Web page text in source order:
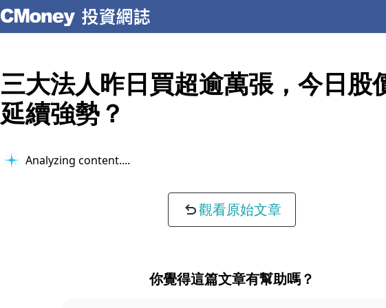
三大法人昨日買超逾萬張，今日股
延續強勢？
Analyzing content...
觀看原始文章
你覺得這篇文章有幫助嗎？